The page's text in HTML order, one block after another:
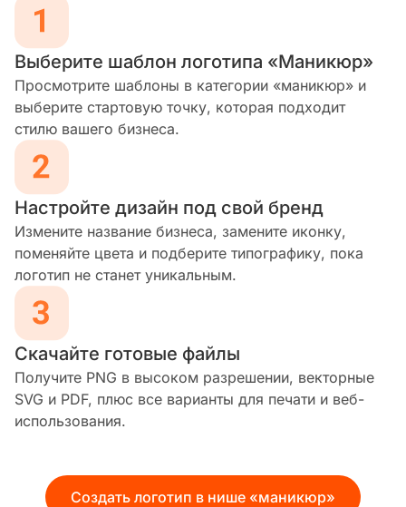
Выберите шаблон логотипа «Маникюр»
Просмотрите шаблоны в категории «маникюр» и
выберите стартовую точку, которая подходит
стилю вашего бизнеса.
Настройте дизайн под свой бренд
Измените название бизнеса, замените иконку,
поменяйте цвета и подберите типографику, пока
логотип не станет уникальным.
Скачайте готовые файлы
Получите PNG в высоком разрешении, векторные
SVG и PDF, плюс все варианты для печати и веб-
использования.
Создать логотип в нише «маникюр»